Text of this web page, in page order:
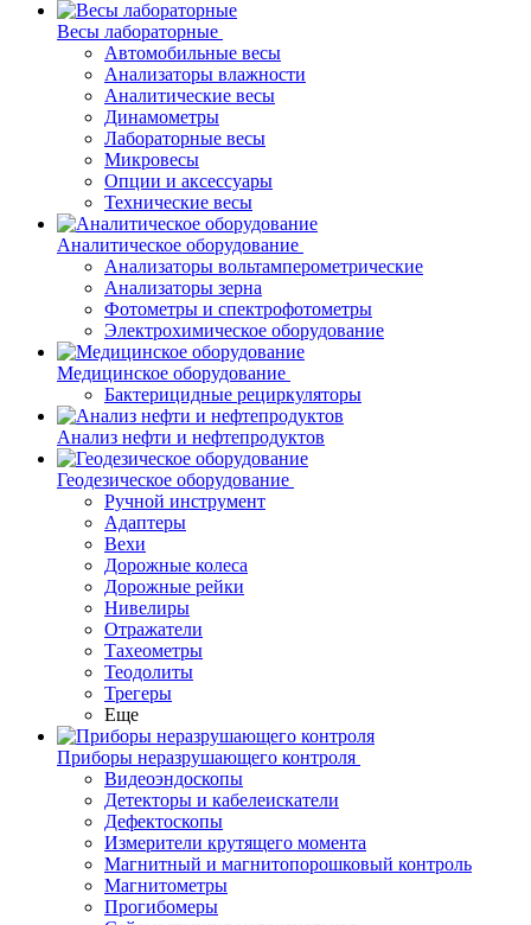
Весы лабораторные
Автомобильные весы
Анализаторы влажности
Аналитические весы
Динамометры
Лабораторные весы
Микровесы
Опции и аксессуары
Технические весы
Аналитическое оборудование
Анализаторы вольтамперометрические
Анализаторы зерна
Фотометры и спектрофотометры
Электрохимическое оборудование
Медицинское оборудование
Бактерицидные рециркуляторы
Анализ нефти и нефтепродуктов
Геодезическое оборудование
Ручной инструмент
Адаптеры
Вехи
Дорожные колеса
Дорожные рейки
Нивелиры
Отражатели
Тахеометры
Теодолиты
Трегеры
Еще
Приборы неразрушающего контроля
Видеоэндоскопы
Детекторы и кабелеискатели
Дефектоскопы
Измерители крутящего момента
Магнитный и магнитопорошковый контроль
Магнитометры
Прогибомеры